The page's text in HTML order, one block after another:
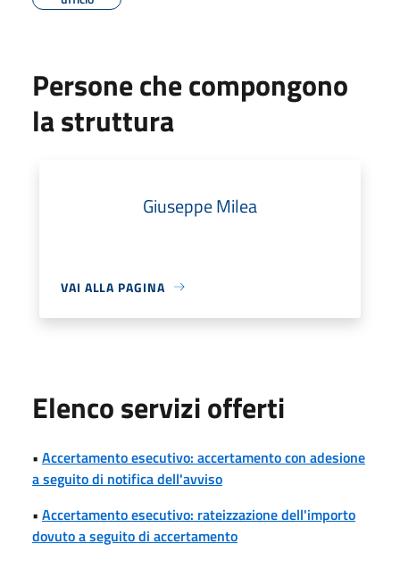
Persone che compongono
la struttura
Giuseppe Milea
VAI ALLA PAGINA
Elenco servizi offerti
• Accertamento esecutivo: accertamento con adesione
a seguito di notifica dell'avviso
• Accertamento esecutivo: rateizzazione dell'importo
dovuto a seguito di accertamento